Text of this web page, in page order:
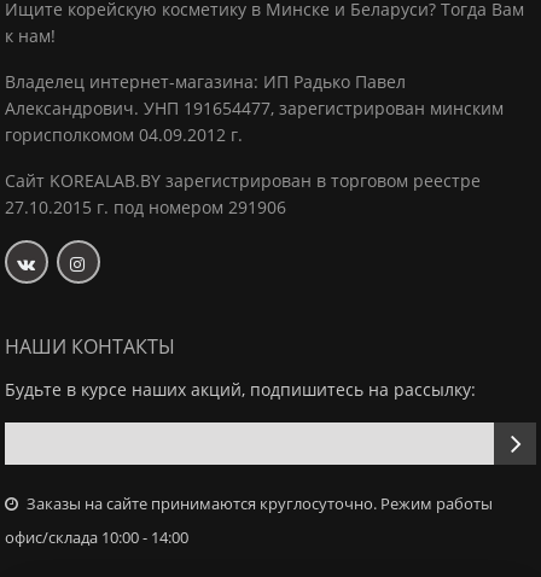
Ищите корейскую косметику в Минске и Беларуси? Тогда Вам
к нам!
Владелец интернет-магазина: ИП Радько Павел
Александрович. УНП 191654477, зарегистрирован минским
горисполкомом 04.09.2012 г.
Сайт KOREALAB.BY зарегистрирован в торговом реестре
27.10.2015 г. под номером 291906
НАШИ КОНТАКТЫ
Будьте в курсе наших акций, подпишитесь на рассылку:
Заказы на сайте принимаются круглосуточно. Режим работы
офис/склада 10:00 - 14:00